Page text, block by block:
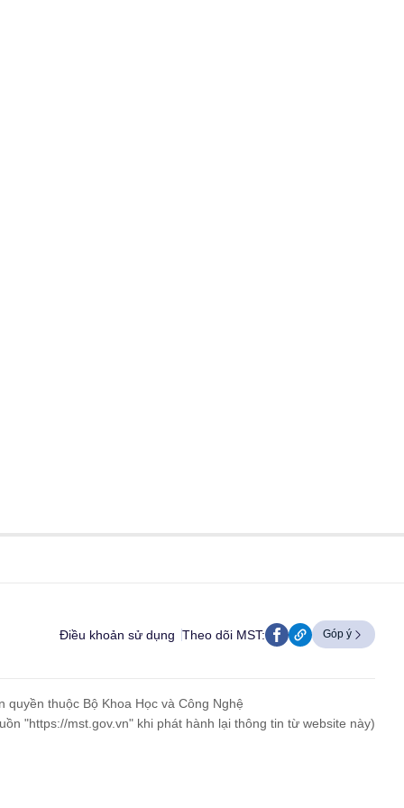
Điều khoản sử dụng Theo dõi MST: Góp ý
quyền thuộc Bộ Khoa Học và Công Nghệ
"https://mst.gov.vn" khi phát hành lại thông tin từ website này)